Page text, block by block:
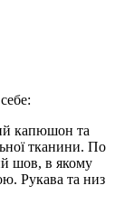
капюшон та
тканини. По
шов, в якому
Рукава та низ